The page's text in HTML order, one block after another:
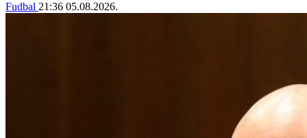
Fudbal 21:36 05.08.2026.